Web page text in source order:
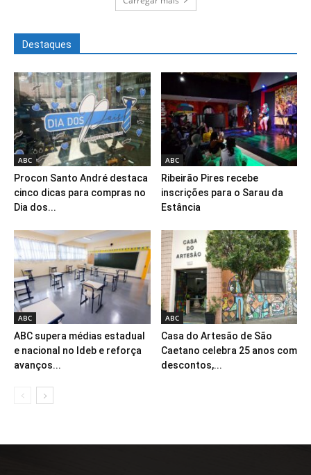
Destaques
ABC
Procon Santo André destaca
cinco dicas para compras no
Dia dos...
ABC
Ribeirão Pires recebe
inscrições para o Sarau da
Estância
ABC
ABC supera médias estadual
e nacional no Ideb e reforça
avanços...
ABC
Casa do Artesão de São
Caetano celebra 25 anos com
descontos,...